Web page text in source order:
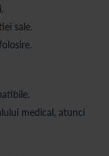
sale.
medical, atunci